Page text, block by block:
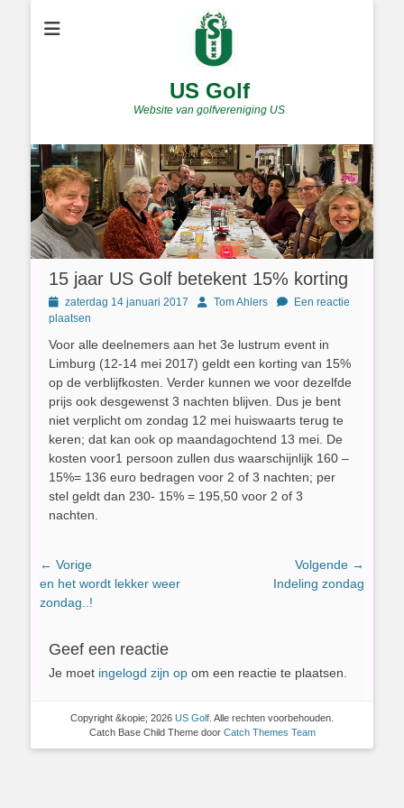
US Golf
Website van golfvereniging US
15 jaar US Golf betekent 15% korting
Geplaatst
op
zaterdag 14 januari 2017 AuthorTom Ahlers
Een reactie
plaatsen
Voor alle deelnemers aan het 3e lustrum event in
Limburg (12-14 mei 2017) geldt een korting van 15%
op de verblijfkosten. Verder kunnen we voor dezelfde
prijs ook desgewenst 3 nachten blijven. Dus je bent
niet verplicht om zondag 12 mei huiswaarts terug te
keren; dat kan ook op maandagochtend 13 mei. De
kosten voor1 persoon zullen dus waarschijnlijk 160 –
15%= 136 euro bedragen voor 2 of 3 nachten; per
stel geldt dan 230- 15% = 195,50 voor 2 of 3
nachten.
Bericht
navigatie
← Vorige
Vorig
bericht:
en het wordt lekker weer
zondag..!
Volgende →
Indeling zondag
Geef een reactie
Je moet ingelogd zijn op om een reactie te plaatsen.
Copyright &kopie; 2026 US Golf . Alle rechten voorbehouden.
Catch Base Child Theme door Catch Themes Team